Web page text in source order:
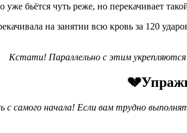
уже бьётся чуть реже, но перекачивает
на занятии всю кровь за 120
Кстати! Параллельно с этим укрепляются
с самого начала! Если вам трудно